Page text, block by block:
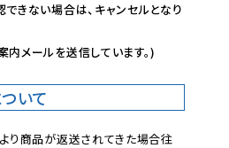
きない場合は、キャンセルとなり
メールを送信しています。)
いて
り商品が返送されてきた場合往